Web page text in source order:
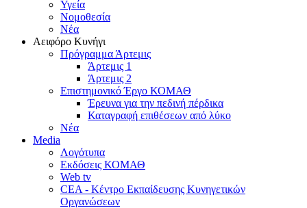
Υγεία
Νομοθεσία
Νέα
Αειφόρο Κυνήγι
Πρόγραμμα Άρτεμις
Άρτεμις 1
Άρτεμις 2
Επιστημονικό Έργο ΚΟΜΑΘ
Έρευνα για την πεδινή πέρδικα
Καταγραφή επιθέσεων από λύκο
Νέα
Media
Λογότυπα
Εκδόσεις ΚΟΜΑΘ
Web tv
CEA - Κέντρο Εκπαίδευσης Κυνηγετικών
Οργανώσεων